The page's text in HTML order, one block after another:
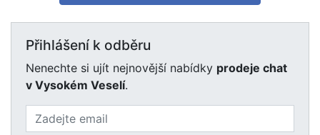
Přihlášení k odběru
Nenechte si ujít nejnovější nabídky prodeje chat
v Vysokém Veselí.